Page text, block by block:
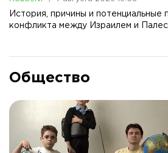
История, причины и потенциальные
конфликта между Израилем и
Общество